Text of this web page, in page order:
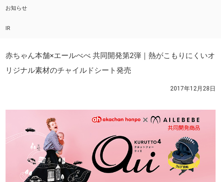
お知らせ
IR
赤ちゃん本舗×エールべべ 共同開発第2弾｜熱がこもりにくいオ
リジナル素材のチャイルドシート発売
2017年12月28日